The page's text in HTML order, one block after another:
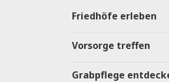
Friedhöfe erleben
Vorsorge treffen
Grabpflege